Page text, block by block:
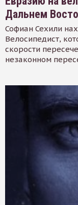
Дальнем
Софиан Сехили
Велосипедист,
скорости
незаконном